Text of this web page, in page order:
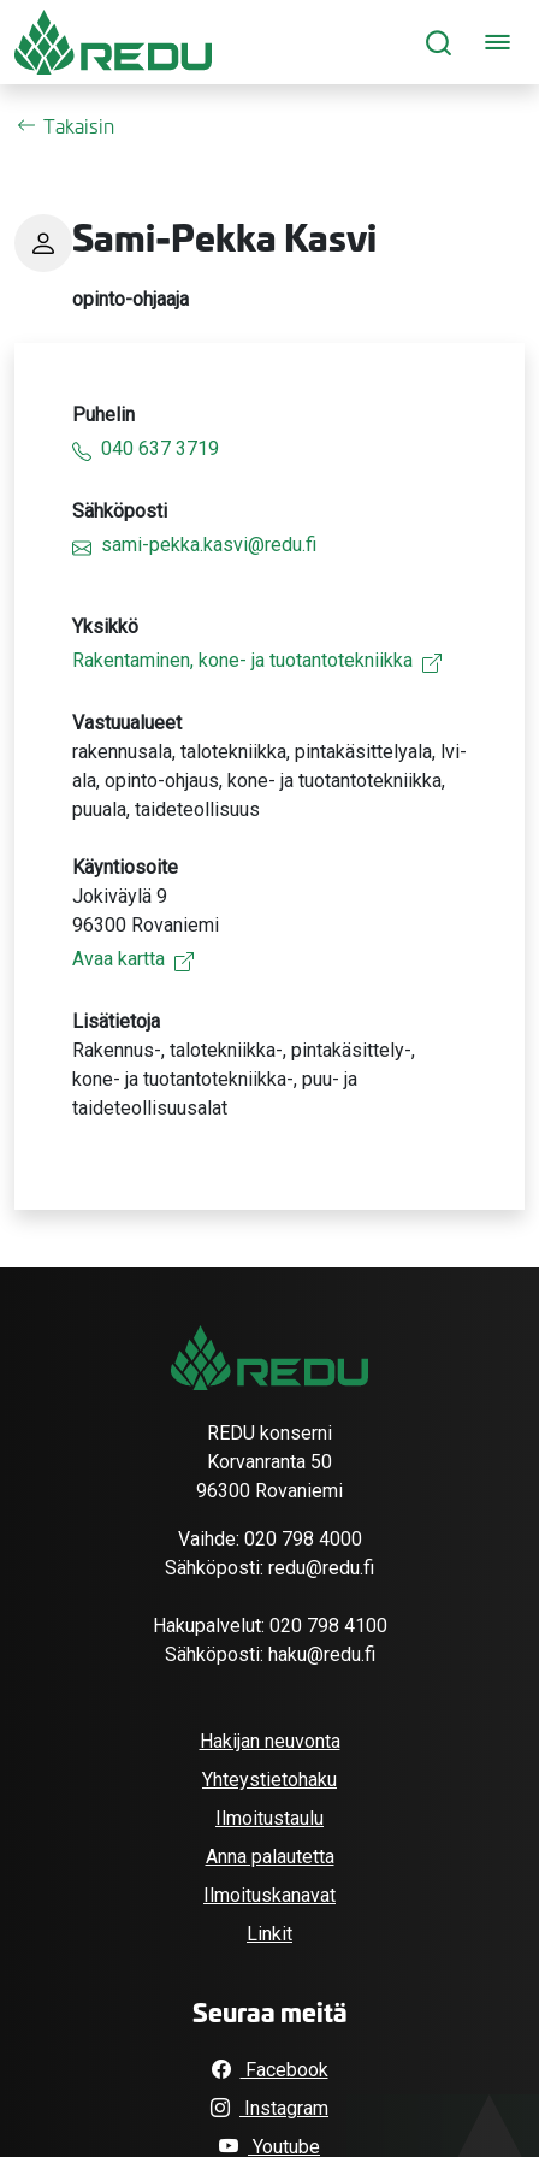
Siirry sivusisältöön
Takaisin
Sami-Pekka Kasvi
opinto-ohjaaja
Puhelin
040 637 3719
Sähköposti
sami-pekka.kasvi@redu.fi
Yksikkö
Rakentaminen, kone- ja tuotantotekniikka
Vastuualueet
rakennusala, talotekniikka, pintakäsittelyala, lvi-
ala, opinto-ohjaus, kone- ja tuotantotekniikka,
puuala, taideteollisuus
Käyntiosoite
Jokiväylä 9
96300 Rovaniemi
Avaa kartta
Lisätietoja
Rakennus-, talotekniikka-, pintakäsittely-,
kone- ja tuotantotekniikka-, puu- ja
taideteollisuusalat
REDU konserni
Korvanranta 50
96300 Rovaniemi
Vaihde: 020 798 4000
Sähköposti: redu@redu.fi
Hakupalvelut: 020 798 4100
Sähköposti: haku@redu.fi
Hakijan neuvonta
Yhteystietohaku
Ilmoitustaulu
Anna palautetta
Ilmoituskanavat
Linkit
Seuraa meitä
Facebook
Instagram
Youtube